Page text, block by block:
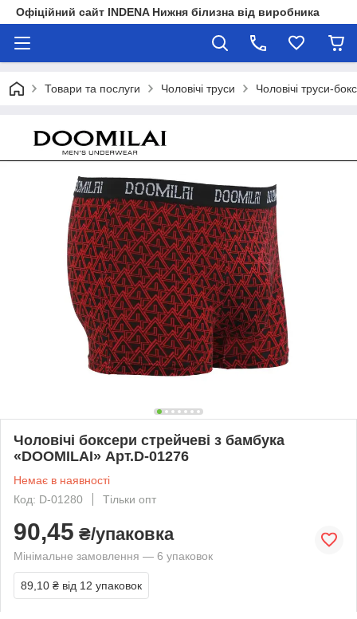
Офіційний сайт INDENA Нижня білизна від виробника
Товари та послуги Чоловічі труси Чоловічі труси-
Чоловічі боксери стрейчеві з бамбука
«DOOMILAI» Арт.D-01276
Немає в наявності
Код: D-01280
Тільки опт
90,45 ₴/упаковка
Мінімальне замовлення — 6 упаковок
89,10 ₴ від 12 упаковок